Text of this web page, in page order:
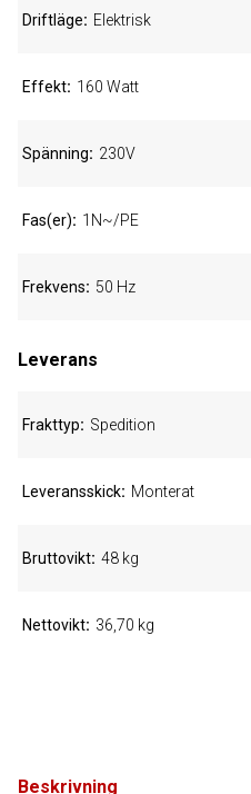
Beskrivning
Driftläge Elektrisk
Effekt 160 Watt
Spänning 230V
Fas(er) 1N~/PE
Frekvens 50 Hz
Leverans
Frakttyp Spedition
Leveransskick Monterat
Bruttovikt 48 kg
Nettovikt 36,70 kg